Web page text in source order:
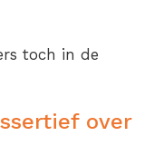
toch in de
over